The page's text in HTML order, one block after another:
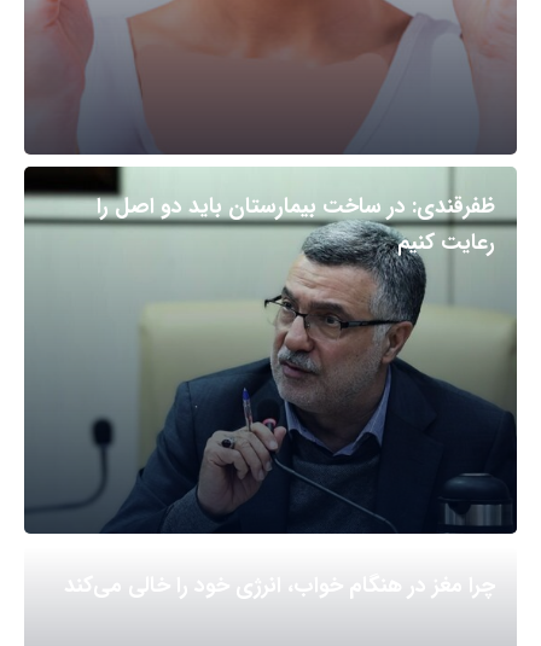
ظفرقندی: در ساخت بیمارستان باید دو اصل را
رعایت کنیم
چرا مغز در هنگام خواب، انرژی خود را خالی می‌کند